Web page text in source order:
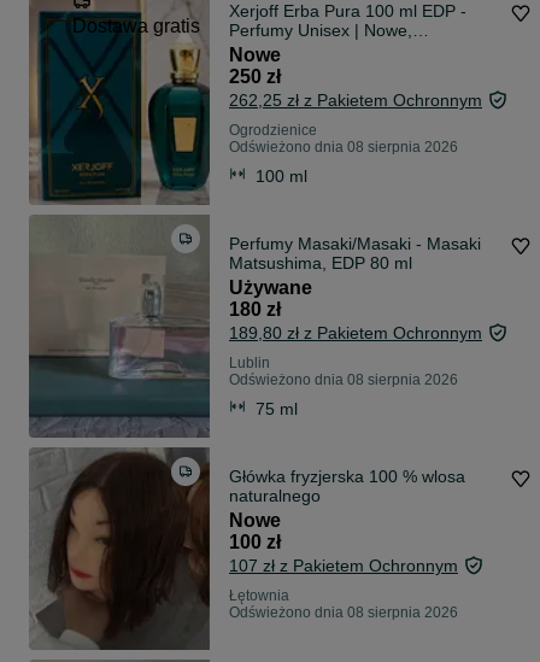
Dostawa gratis
Xerjoff Erba Pura 100 ml EDP -
Perfumy Unisex | Nowe,
zafoliowane
Nowe
250 zł
262,25 zł z Pakietem Ochronnym
Ogrodzienice
Odświeżono dnia 08 sierpnia 2026
100 ml
Perfumy Masaki/Masaki - Masaki
Matsushima, EDP 80 ml
Używane
180 zł
189,80 zł z Pakietem Ochronnym
Lublin
Odświeżono dnia 08 sierpnia 2026
75 ml
Główka fryzjerska 100 % wlosa
naturalnego
Nowe
100 zł
107 zł z Pakietem Ochronnym
Łętownia
Odświeżono dnia 08 sierpnia 2026